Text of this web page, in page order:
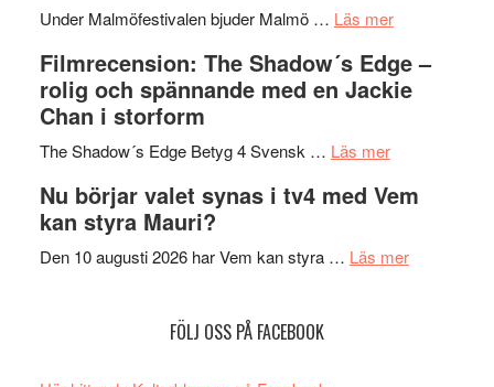
på
Roland
Pöntinen
Artipelag
Under Malmöfestivalen bjuder Malmö … Läs merom
bjuder
in
samtal
teater
Filmrecension: The Shadow´s Edge –
rolig och spännande med en Jackie
Chan i storform
The Shadow´s Edge Betyg 4 Svensk … Läs merom
The
´s
Nu börjar valet synas i tv4 med Vem
kan styra Mauri?
Den 10 augusti 2026 har Vem kan styra … Läs merom
FÖLJ OSS PÅ FACEBOOK